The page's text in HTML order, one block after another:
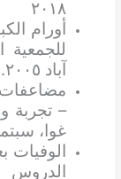
٢٠١٨
أورام
آباد ٢٠٠٥.
غوا، سبتمبر
الوفيات
الدروس